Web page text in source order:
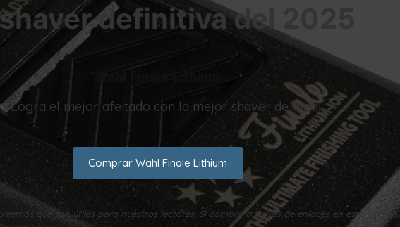
definitiva del 2025
Logra el mejor afeitado con la mejor shaver de Wahl
Comprar Wahl Finale Lithium
que son útiles para nuestros lectores. Si compra a través de enlaces en esta página,